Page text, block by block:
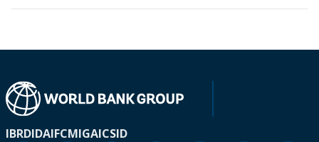
IBRDIDAIFCMIGAICSID